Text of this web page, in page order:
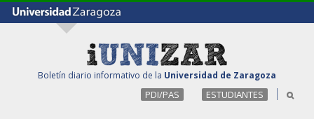
Boletín diario informativo de la Universidad de Zaragoza
PDI/PAS ESTUDIANTES